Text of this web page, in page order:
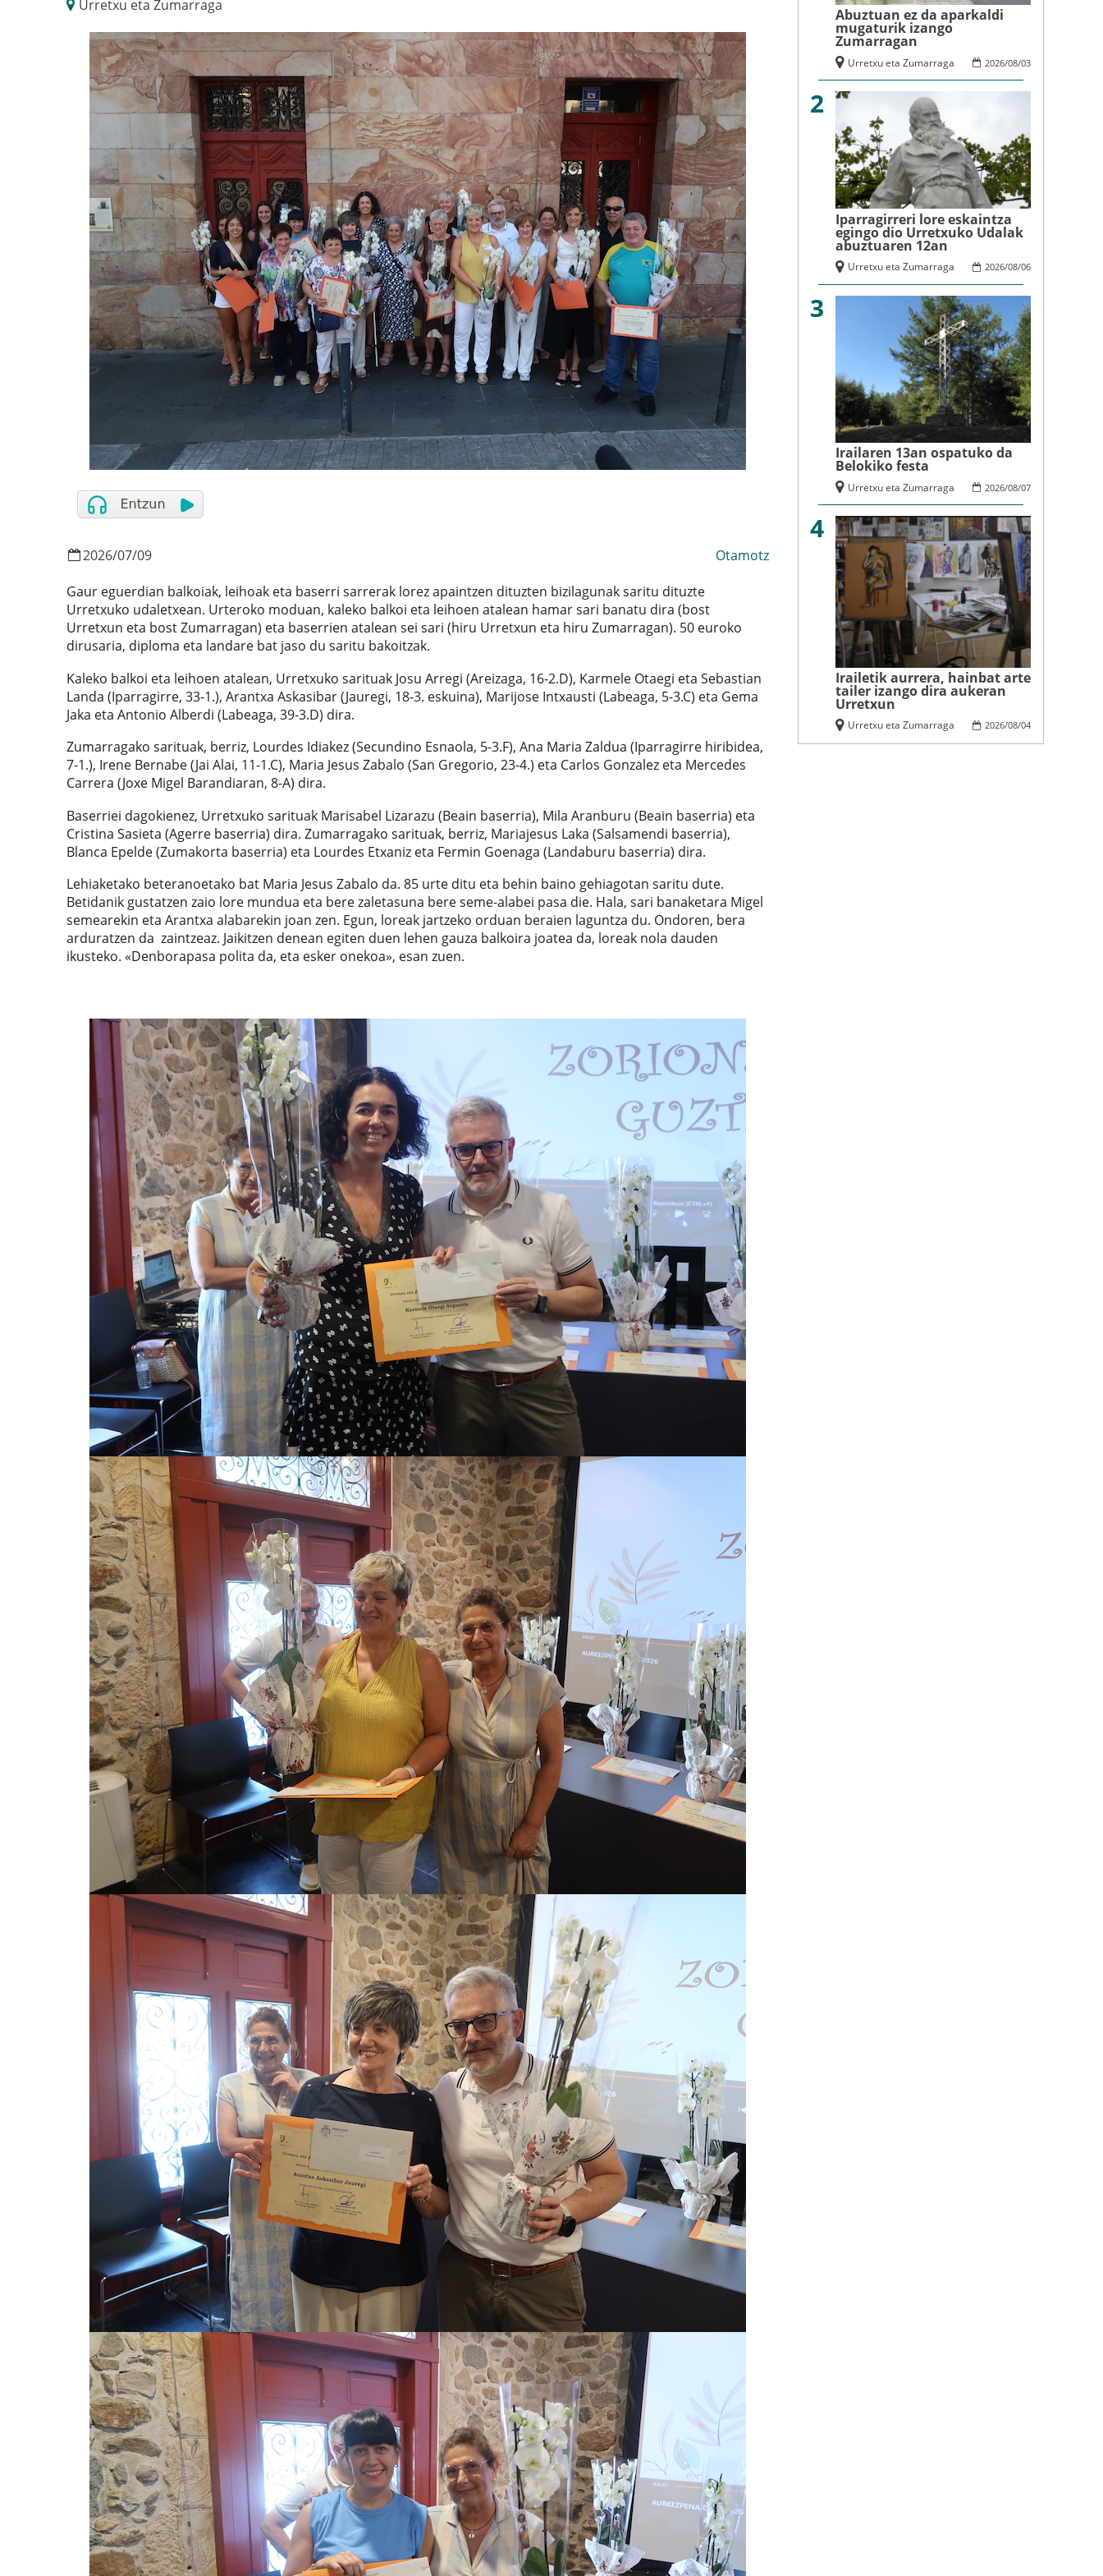
Urretxu eta Zumarraga
2026/07/09
Otamotz
Gaur eguerdian balkoiak, leihoak eta baserri sarrerak lorez apaintzen dituzten bizilagunak saritu dituzte
Urretxuko udaletxean. Urteroko moduan, kaleko balkoi eta leihoen atalean hamar sari banatu dira (bost
Urretxun eta bost Zumarragan) eta baserrien atalean sei sari (hiru Urretxun eta hiru Zumarragan). 50 euroko
dirusaria, diploma eta landare bat jaso du saritu bakoitzak.
Kaleko balkoi eta leihoen atalean, Urretxuko sarituak Josu Arregi (Areizaga, 16-2.D), Karmele Otaegi eta Sebastian
Landa (Iparragirre, 33-1.), Arantxa Askasibar (Jauregi, 18-3. eskuina), Marijose Intxausti (Labeaga, 5-3.C) eta Gema
Jaka eta Antonio Alberdi (Labeaga, 39-3.D) dira.
Zumarragako sarituak, berriz, Lourdes Idiakez (Secundino Esnaola, 5-3.F), Ana Maria Zaldua (Iparragirre hiribidea,
7-1.), Irene Bernabe (Jai Alai, 11-1.C), Maria Jesus Zabalo (San Gregorio, 23-4.) eta Carlos Gonzalez eta Mercedes
Carrera (Joxe Migel Barandiaran, 8-A) dira.
Baserriei dagokienez, Urretxuko sarituak Marisabel Lizarazu (Beain baserria), Mila Aranburu (Beain baserria) eta
Cristina Sasieta (Agerre baserria) dira. Zumarragako sarituak, berriz, Mariajesus Laka (Salsamendi baserria),
Blanca Epelde (Zumakorta baserria) eta Lourdes Etxaniz eta Fermin Goenaga (Landaburu baserria) dira.
Lehiaketako beteranoetako bat Maria Jesus Zabalo da. 85 urte ditu eta behin baino gehiagotan saritu dute.
Betidanik gustatzen zaio lore mundua eta bere zaletasuna bere seme-alabei pasa die. Hala, sari banaketara Migel
semearekin eta Arantxa alabarekin joan zen. Egun, loreak jartzeko orduan beraien laguntza du. Ondoren, bera
arduratzen da zaintzeaz. Jaikitzen denean egiten duen lehen gauza balkoira joatea da, loreak nola dauden
ikusteko. «Denborapasa polita da, eta esker onekoa», esan zuen.
Abuztuan ez da aparkaldi
mugaturik izango
Zumarragan
2026/08/03
Urretxu eta Zumarraga
2
Iparragirreri lore eskaintza
egingo dio Urretxuko Udalak
abuztuaren 12an
2026/08/06
Urretxu eta Zumarraga
3
Irailaren 13an ospatuko da
Belokiko festa
2026/08/07
Urretxu eta Zumarraga
4
Irailetik aurrera, hainbat arte
tailer izango dira aukeran
Urretxun
2026/08/04
Urretxu eta Zumarraga